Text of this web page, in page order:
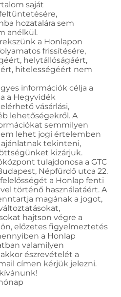
saját
hozatalára sem
anélkül.
a Honlapon
frissítésére,
helytállóságáért,
hitelességéért nem
információk célja a
a Hegyvidék
vásárlási,
lehetőségekről. A
semmilyen
lehet jogi értelemben
tekinteni,
kizárjuk.
tulajdonosa a GTC
Népfürdő utca 22.
felelősségét a Honlap fenti
történő használatáért. A
magának a jogot,
hajtson végre a
előzetes figyelmeztetés
a Honlap
valamilyen
észrevételét a
címen kérjük jelezni.